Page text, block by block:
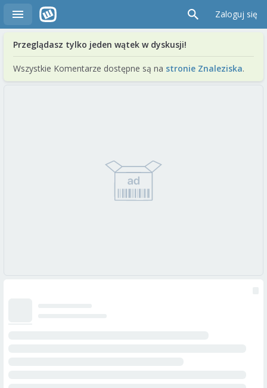
Zaloguj się
Przeglądasz tylko jeden wątek w dyskusji!
Wszystkie Komentarze dostępne są na stronie Znaleziska.